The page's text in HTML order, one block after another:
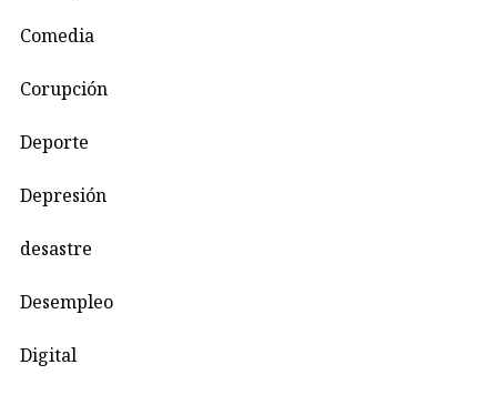
Comedia
Corupción
Deporte
Depresión
desastre
Desempleo
Digital